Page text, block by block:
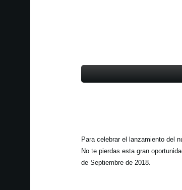
Para celebrar el lanzamiento del
No te pierdas esta gran
de Septiembre de 2018.